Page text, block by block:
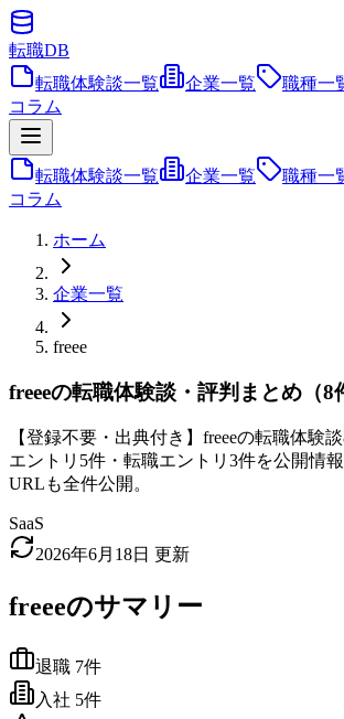
転職DB
転職体験談一覧
企業一覧 職種一
コラム
転職体験談一覧 企業一覧 職種一
コラム
ホーム
企業一覧
freee
freeeの転職体験談・評判まとめ（8
【登録不要・出典付き】freeeの転職体験
エントリ5件・転職エントリ3件を公開情
URLも全件公開。
SaaS
2026年6月18日 更新
freeeのサマリー
退職 7件
入社 5件